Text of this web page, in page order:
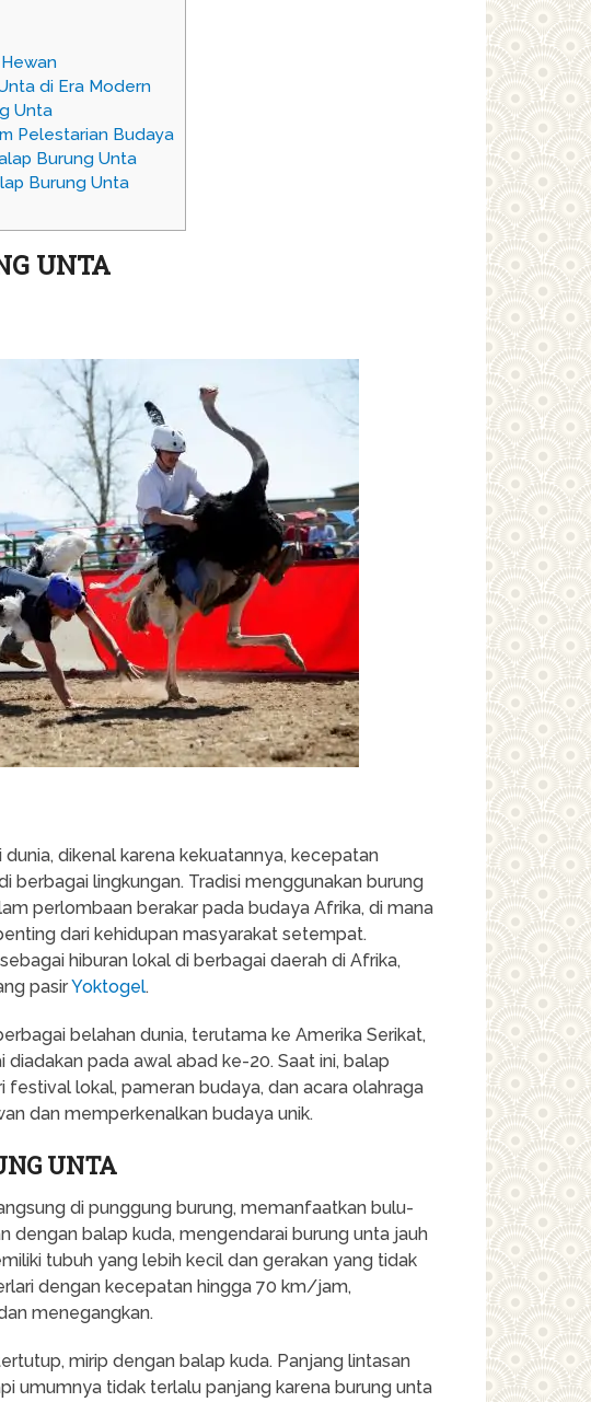
di Era Modern
Unta
Pelestarian Budaya
Burung Unta
Burung Unta
UNTA
dikenal karena kekuatannya, kecepatan
berbagai lingkungan. Tradisi menggunakan burung
perlombaan berakar pada budaya Afrika, di mana
dari kehidupan masyarakat setempat.
hiburan lokal di berbagai daerah di Afrika,
pasirYoktogel.
belahan dunia, terutama ke Amerika Serikat,
pada awal abad ke-20. Saat ini, balap
festival lokal, pameran budaya, dan acara olahraga
dan memperkenalkan budaya unik.
UNTA
di punggung burung, memanfaatkan bulu-
dengan balap kuda, mengendarai burung unta jauh
tubuh yang lebih kecil dan gerakan yang tidak
dengan kecepatan hingga 70 km/jam,
menegangkan.
mirip dengan balap kuda. Panjang lintasan
umumnya tidak terlalu panjang karena burung unta